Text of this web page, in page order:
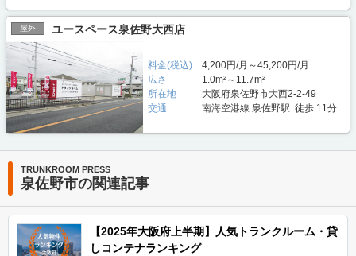
屋外 ユースペース泉佐野大西店
料金(税込)
4,200円/月～45,200円/月
広さ
1.0m²～11.7m²
所在地
大阪府泉佐野市大西2-2-49
交通
南海空港線 泉佐野駅 徒歩 11分
TRUNKROOM PRESS
泉佐野市の関連記事
【2025年大阪府上半期】人気トランクルーム・貸
しコンテナランキング